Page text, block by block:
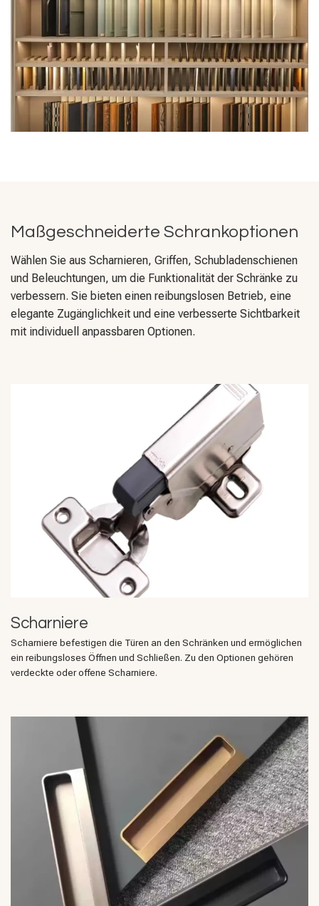
Maßgeschneiderte Schrankoptionen
Wählen Sie aus Scharnieren, Griffen, Schubladenschienen
und Beleuchtungen, um die Funktionalität der Schränke zu
verbessern. Sie bieten einen reibungslosen Betrieb, eine
elegante Zugänglichkeit und eine verbesserte Sichtbarkeit
mit individuell anpassbaren Optionen.
Scharniere
Scharniere befestigen die Türen an den Schränken und ermöglichen
ein reibungsloses Öffnen und Schließen. Zu den Optionen gehören
verdeckte oder offene Scharniere.